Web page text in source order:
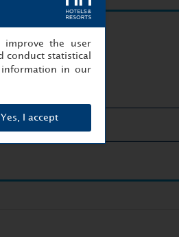
event
vergaderruimtes
the user
conduct statistical
in our
Yes, I accept